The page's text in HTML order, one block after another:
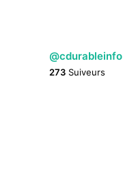
@cdurableinfo
273 Suiveurs